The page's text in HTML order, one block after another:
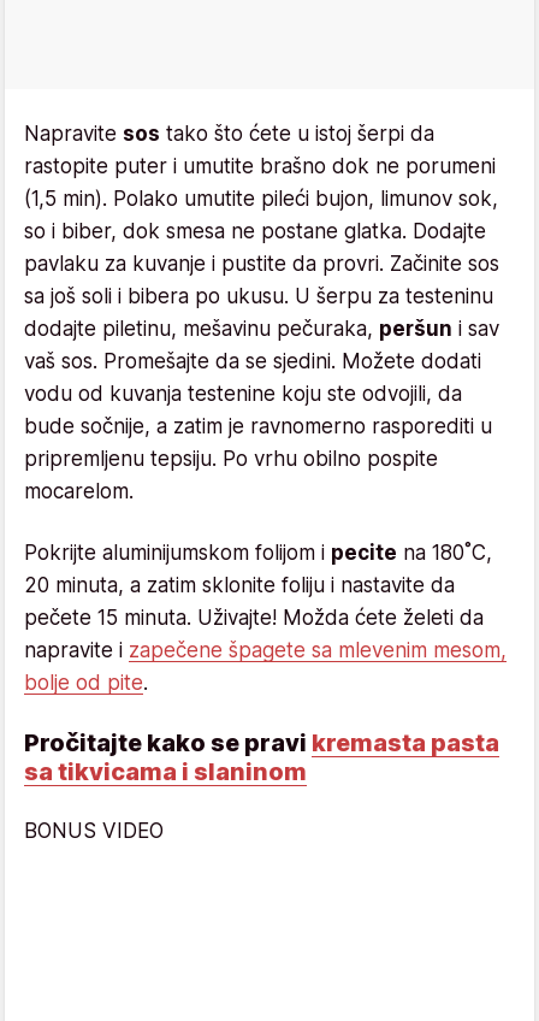
Napravite sos tako što ćete u istoj šerpi da
rastopite puter i umutite brašno dok ne porumeni
(1,5 min). Polako umutite pileći bujon, limunov sok,
so i biber, dok smesa ne postane glatka. Dodajte
pavlaku za kuvanje i pustite da provri. Začinite sos
sa još soli i bibera po ukusu. U šerpu za testeninu
dodajte piletinu, mešavinu pečuraka, peršun i sav
vaš sos. Promešajte da se sjedini. Možete dodati
vodu od kuvanja testenine koju ste odvojili, da
bude sočnije, a zatim je ravnomerno rasporediti u
pripremljenu tepsiju. Po vrhu obilno pospite
mocarelom.
Pokrijte aluminijumskom folijom i pecite na 180˚C,
20 minuta, a zatim sklonite foliju i nastavite da
pečete 15 minuta. Uživajte! Možda ćete želeti da
napravite i zapečene špagete sa mlevenim mesom,
bolje od pite.
Pročitajte kako se pravi kremasta pasta
sa tikvicama i slaninom
BONUS VIDEO